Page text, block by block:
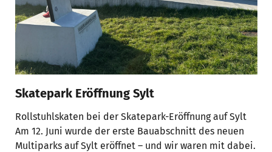
Skatepark Eröffnung Sylt
Rollstuhlskaten bei der Skatepark-Eröffnung auf Sylt
Am 12. Juni wurde der erste Bauabschnitt des neuen
Multiparks auf Sylt eröffnet – und wir waren mit dabei.